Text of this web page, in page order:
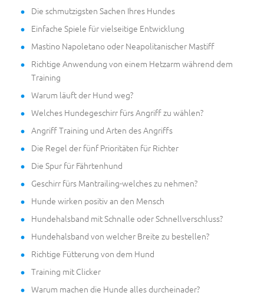
Die schmutzigsten Sachen Ihres Hundes
Einfache Spiele für vielseitige Entwicklung
Mastino Napoletano oder Neapolitanischer Mastiff
Richtige Anwendung von einem Hetzarm während dem
Training
Warum läuft der Hund weg?
Welches Hundegeschirr fürs Angriff zu wählen?
Angriff Training und Arten des Angriffs
Die Regel der fünf Prioritäten für Richter
Die Spur für Fährtenhund
Geschirr fürs Mantrailing-welches zu nehmen?
Hunde wirken positiv an den Mensch
Hundehalsband mit Schnalle oder Schnellverschluss?
Hundehalsband von welcher Breite zu bestellen?
Richtige Fütterung von dem Hund
Training mit Clicker
Warum machen die Hunde alles durcheinader?